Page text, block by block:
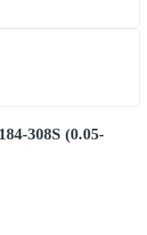
308S (0.05-